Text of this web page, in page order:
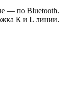
— по Bluetooth.
К и L линии.